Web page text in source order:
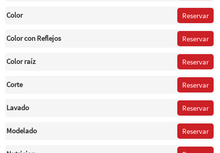
Color Reservar
Color con Reflejos Reservar
Color raíz Reservar
Corte Reservar
Lavado Reservar
Modelado Reservar